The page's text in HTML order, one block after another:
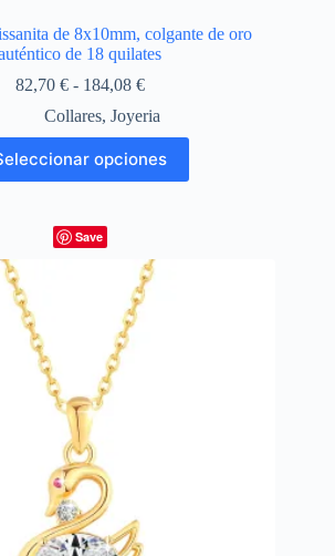
de 8x10mm, colgante de oro
de 18 quilates
82,70 € - 184,08 €Rango
precios:
desde
82,70 €
hasta
Collares, Joyeria
opciones
producto
tiene
variantes.
Las
pueden
página
de
producto
Save